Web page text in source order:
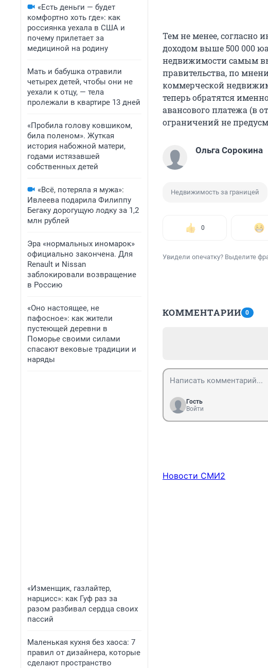
«Есть деньги — будет
комфортно хоть где»: как
россиянка уехала в США и
почему прилетает за
медициной на родину
Мать и бабушка отравили
четырех детей, чтобы они не
уехали к отцу, — тела
пролежали в квартире 13 дней
«Пробила голову ковшиком,
била поленом». Жуткая
история набожной матери,
годами истязавшей
собственных детей
«Всё, потеряла я мужа»:
Ивлеева подарила Филиппу
Бегаку дорогущую лодку за 1,2
млн рублей
Эра «нормальных иномарок»
официально закончена. Для
Renault и Nissan
заблокировали возвращение
в Россию
«Оно настоящее, не
пафосное»: как жители
пустеющей деревни в
Поморье своими силами
спасают вековые традиции и
наряды
«Изменщик, газлайтер,
нарцисс»: как Гуф раз за
разом разбивал сердца своих
пассий
Маленькая кухня без хаоса: 7
правил от дизайнера, которые
сделают пространство
Тем не менее, согласно
доходом выше 500 000
недвижимости самым
правительства, по
коммерческой
теперь обратятся
авансового платежа (в
ограничений не
Ольга Сорокина
Недвижимость за границей
0
Увидели опечатку? Выделите
КОММЕНТАРИИ 0
Гость
Войти
Новости СМИ2